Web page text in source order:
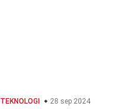
TEKNOLOGI 28 sep 2024